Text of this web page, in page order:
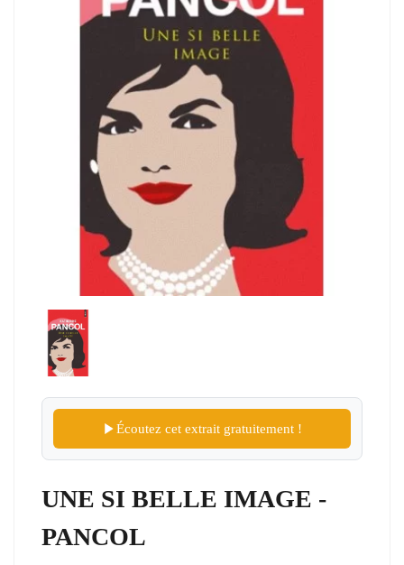
Écoutez cet extrait gratuitement !
UNE SI BELLE IMAGE -
PANCOL